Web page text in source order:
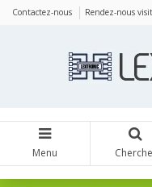
Contactez-nous Rendez-nous
Menu
Panneau de gestion des cookies